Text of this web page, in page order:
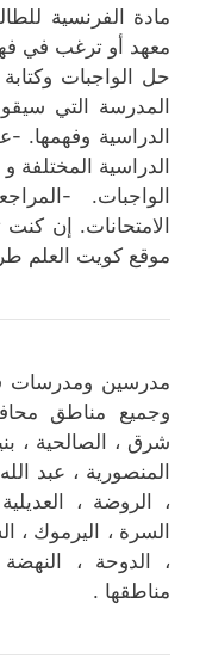
مادة الفرنسية
معهد أو ترغب في
حل الواجبات
المدرسة التي
الدراسية وفهمها.
الدراسية المختلفة
الواجبات. -
الامتحانات. إن
موقع كويت العلم
مدرسين ومدرسات
وجميع مناطق
شرق ، الصالحية ،
المنصورية ، عبد
، الروضة ،
السرة ، اليرموك ،
، الدوحة ،
مناطقها .